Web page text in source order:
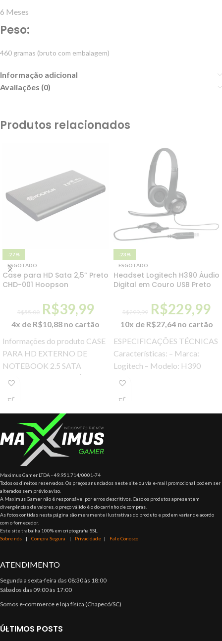
6 Meses
Peso:
460 gramas (bruto com embalagem)
Informação adicional
Avaliações (0)
Produtos relacionados
-27%
ESGOTADO
Case para HD Sata 2,5” Preto
CHD-001 Hoopson
R$55,00 R$39,99
4x de R$10,88 no cartão
Informações do produto CASE
PARA HD EXTERNO DE
NOTEBOOK 2.5 SATA
MATERIAL DE ALUMÍNIO +
INFORMAÇÕES
-23%
ESGOTADO
Headset Logitech H390 Áudio
Digital em Couro USB Preto
R$299,99 R$229,99
10x de R$27,64 no cartão
ESPECIFICAÇÕES TÉCNICAS
Características: – Marca:
Logitech – Modelo: H390
Especificações: – Sensibilidade
dBV /
Maximus Gamer LTDA - 49.951.714/0001-74
Todos os direitos reservados. Os preços anunciados neste site ou via e-mail promocional podem ser
alterados sem prévio aviso.
A Maximus Gamer não é responsável por erros descritivos. Caso os produtos apresentem
divergências de valores, o preço válido é o do carrinho de compras.
As fotos contidas nesta página são meramente ilustrativas do produto e podem variar de acordo
com o fornecedor.
Este site trabalha 100% em criptografia SSL.
Sobre nós | Compra Segura | Privacidade | Fale Conosco
ATENDIMENTO
Segunda a sexta-feira das 08:30 às 18:00
Sábados das 09:00 às 17:00
Somos e-commerce e loja física (Chapecó/SC)
ÚLTIMOS POSTS